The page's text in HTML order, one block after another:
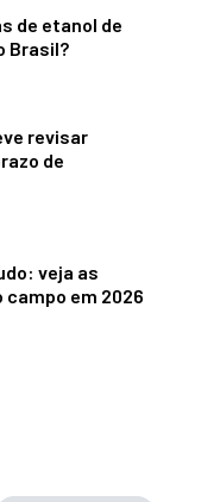
de etanol de
Brasil?
revisar
de
veja as
em 2026